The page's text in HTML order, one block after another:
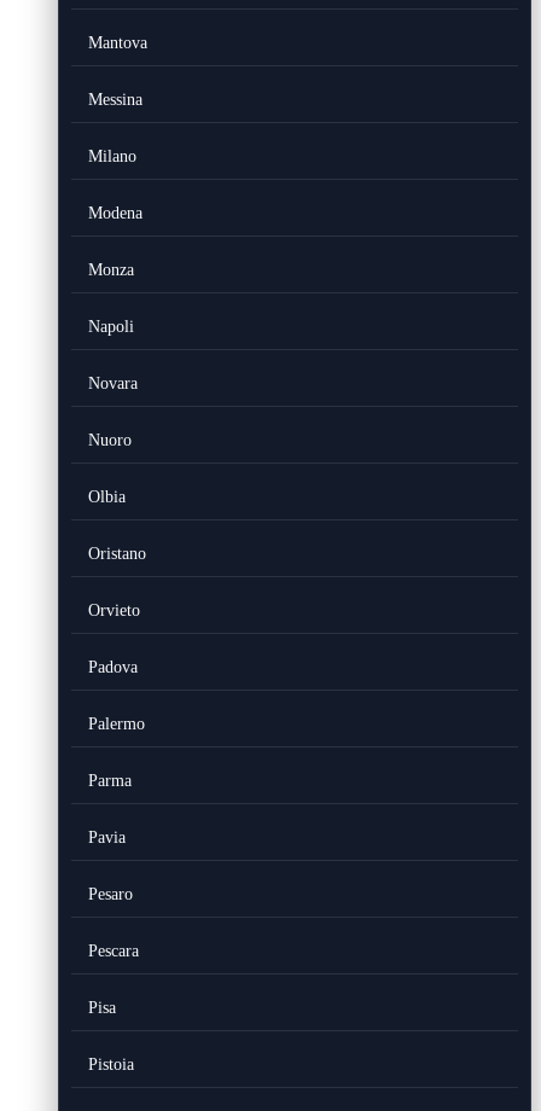
Mantova
Messina
Milano
Modena
Monza
Napoli
Novara
Nuoro
Olbia
Oristano
Orvieto
Padova
Palermo
Parma
Pavia
Pesaro
Pescara
Pisa
Pistoia